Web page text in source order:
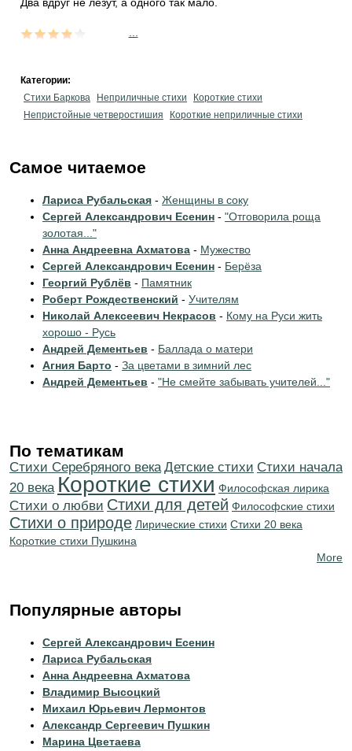
Категории:
Стихи Баркова
Неприличные стихи
Короткие стихи
Непристойные четверостишия
Короткие неприличные стихи
Самое читаемое
Лариса Рубальская - Женщины в соку
Сергей Александрович Есенин - "Отговорила роща
золотая..."
Анна Андреевна Ахматова - Мужество
Сергей Александрович Есенин - Берёза
Георгий Рублёв - Памятник
Роберт Рождественский - Учителям
Николай Алексеевич Некрасов - Кому на Руси жить
хорошо - Русь
Андрей Дементьев - Баллада о матери
Агния Барто - За цветами в зимний лес
Андрей Дементьев - "Не смейте забывать учителей..."
По тематикам
Cтихи Серебряного века Детские стихи Cтихи начала
20 века Короткие стихи Философская лирика
Стихи о любви Стихи для детей Философские стихи
Стихи о природе Лирические стихи Стихи 20 века
Короткие стихи Пушкина
More
Популярные авторы
Сергей Александрович Есенин
Лариса Рубальская
Анна Андреевна Ахматова
Владимир Высоцкий
Михаил Юрьевич Лермонтов
Александр Сергеевич Пушкин
Марина Цветаева